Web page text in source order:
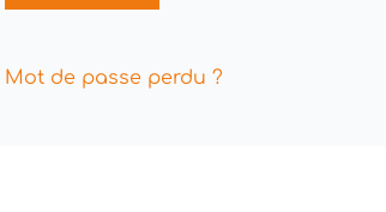
Mot de passe perdu ?